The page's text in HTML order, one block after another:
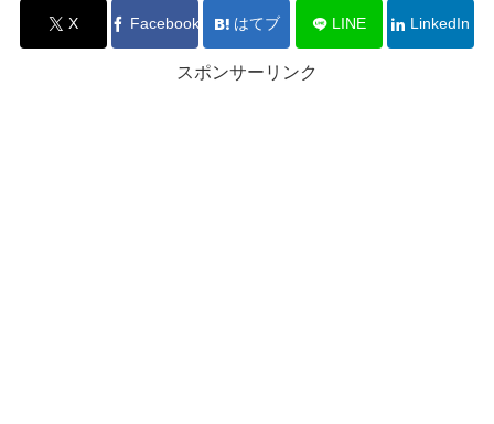
X Facebook はてブ LINE LinkedIn
スポンサーリンク